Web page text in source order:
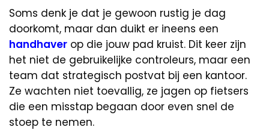
Soms denk je dat je gewoon rustig je dag
doorkomt, maar dan duikt er ineens een
handhaver op die jouw pad kruist. Dit keer zijn
het niet de gebruikelijke controleurs, maar een
team dat strategisch postvat bij een kantoor.
Ze wachten niet toevallig, ze jagen op fietsers
die een misstap begaan door even snel de
stoep te nemen.